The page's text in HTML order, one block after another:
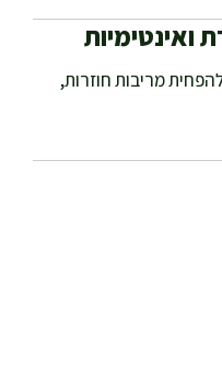
ואינטימיות
מריבות חוזרות,